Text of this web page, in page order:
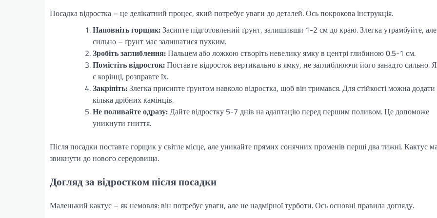
Посадка відростка – це делікатний процес, який потребує уваги до деталей. Ось покрокова інструкція.
Наповніть горщик:Засипте підготовлений ґрунт, залишивши 1-2 см до краю. Злегка утрамбуйте,
сильно – ґрунт має залишатися пухким.
Зробіть заглиблення:Пальцем або ложкою створіть невелику ямку в центрі глибиною 0.5-1 см.
Помістіть відросток:Поставте відросток вертикально в ямку, не заглиблюючи його занадто сильно.
є корінці, розправте їх.
Закріпіть:Злегка присипте ґрунтом навколо відростка, щоб він тримався. Для стійкості можна додати
кілька дрібних камінців.
Не поливайте одразу:Дайте відростку 5-7 днів на адаптацію перед першим поливом. Це допоможе
уникнути гниття.
Після посадки поставте горщик у світле місце, але уникайте прямих сонячних променів перші два тижні. Кактус
звикнути до нового середовища.
Догляд за відростком після посадки
Маленький кактус – як немовля: він потребує уваги, але не надмірної турботи. Ось основні правила догляду.